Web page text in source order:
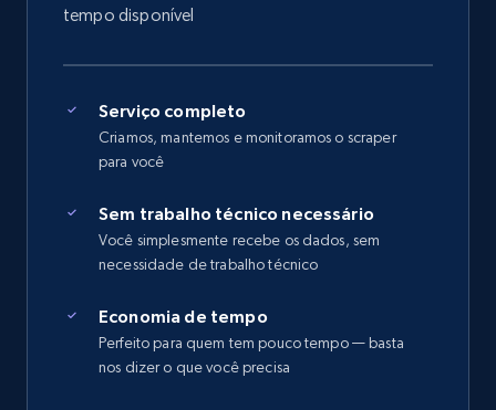
tempo disponível
Serviço completo
Criamos, mantemos e monitoramos o scraper
para você
Sem trabalho técnico necessário
Você simplesmente recebe os dados, sem
necessidade de trabalho técnico
Economia de tempo
Perfeito para quem tem pouco tempo — basta
nos dizer o que você precisa